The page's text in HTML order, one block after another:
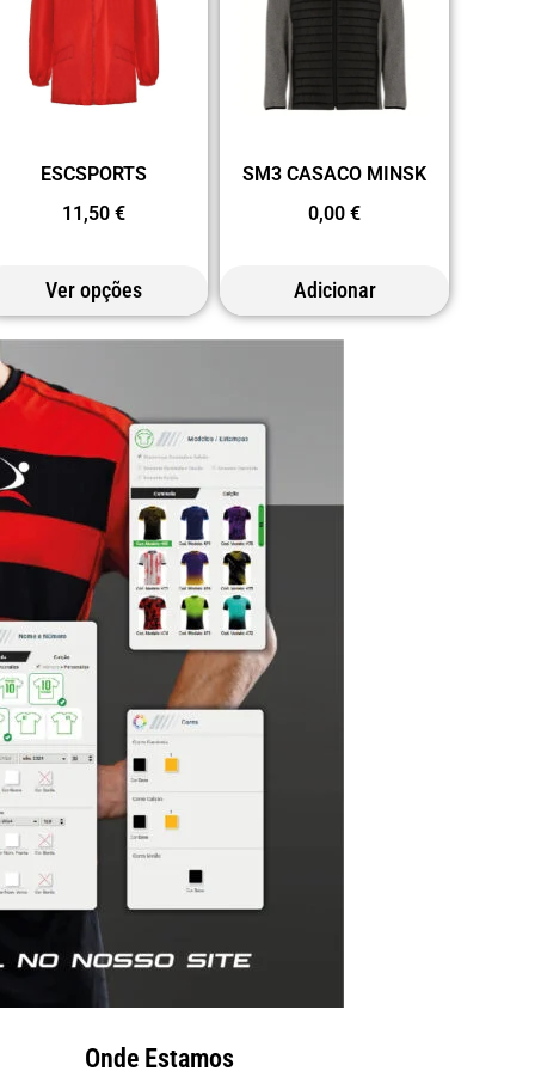
ESCSPORTS
11,50 €
Ver opções
SM3 CASACO MINSK
0,00€
Adicionar
Onde Estamos